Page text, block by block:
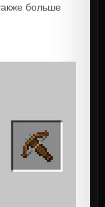
больше